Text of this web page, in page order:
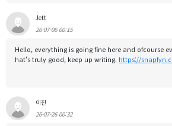
Jett
26-07-06 00:15
Hello, everything is going fine here and ofcourse
hat's truly good, keep up writing. https://
이진
26-07-26 00:32